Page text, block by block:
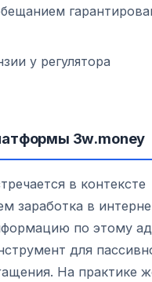
у регулятора
3w.money
в контексте
заработка в
по этому
для
На практике